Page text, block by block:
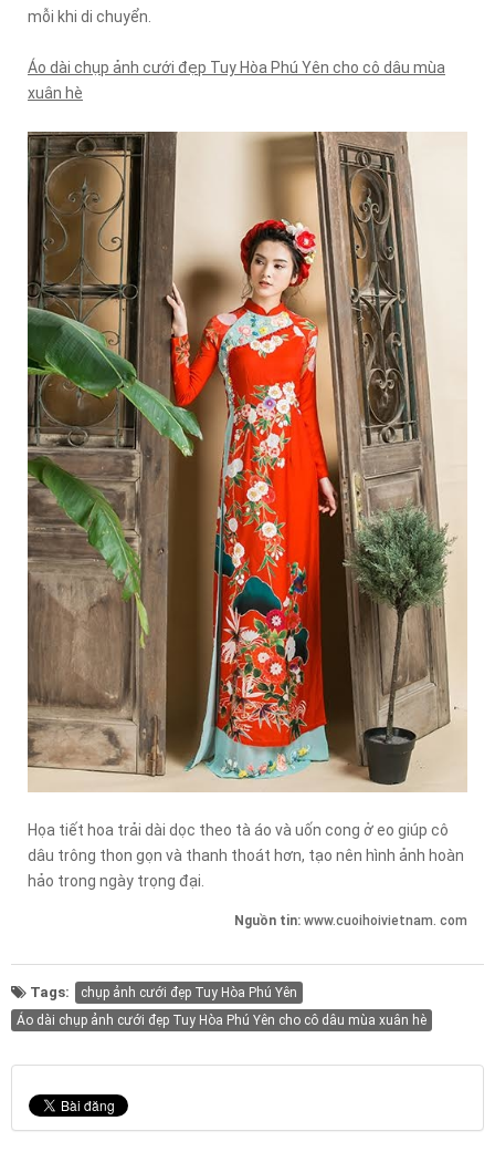
mỗi khi di chuyển.
Áo dài chụp ảnh cưới đẹp Tuy Hòa Phú Yên cho cô dâu mùa
xuân hè
Họa tiết hoa trải dài dọc theo tà áo và uốn cong ở eo giúp cô
dâu trông thon gọn và thanh thoát hơn, tạo nên hình ảnh hoàn
hảo trong ngày trọng đại.
Nguồn tin: www.cuoihoivietnam. com
Tags:
chụp ảnh cưới đẹp Tuy Hòa Phú Yên
Áo dài chụp ảnh cưới đẹp Tuy Hòa Phú Yên cho cô dâu mùa xuân hè